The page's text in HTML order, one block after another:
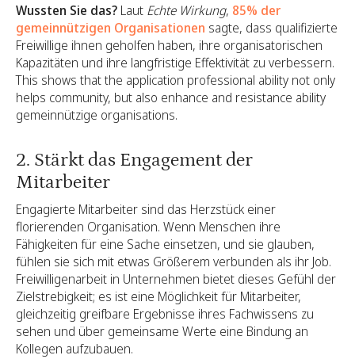
Wussten Sie das? Laut Echte Wirkung, 85% der
gemeinnützigen Organisationen sagte, dass qualifizierte
Freiwillige ihnen geholfen haben, ihre organisatorischen
Kapazitäten und ihre langfristige Effektivität zu verbessern.
This shows that the application professional ability not only
helps community, but also enhance and resistance ability
gemeinnützige organisations.
2. Stärkt das Engagement der
Mitarbeiter
Engagierte Mitarbeiter sind das Herzstück einer
florierenden Organisation. Wenn Menschen ihre
Fähigkeiten für eine Sache einsetzen, und sie glauben,
fühlen sie sich mit etwas Größerem verbunden als ihr Job.
Freiwilligenarbeit in Unternehmen bietet dieses Gefühl der
Zielstrebigkeit; es ist eine Möglichkeit für Mitarbeiter,
gleichzeitig greifbare Ergebnisse ihres Fachwissens zu
sehen und über gemeinsame Werte eine Bindung an
Kollegen aufzubauen.